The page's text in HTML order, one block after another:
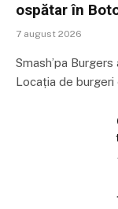
ospătar în
7 august 2026
Smash’pa
Locația de burgeri